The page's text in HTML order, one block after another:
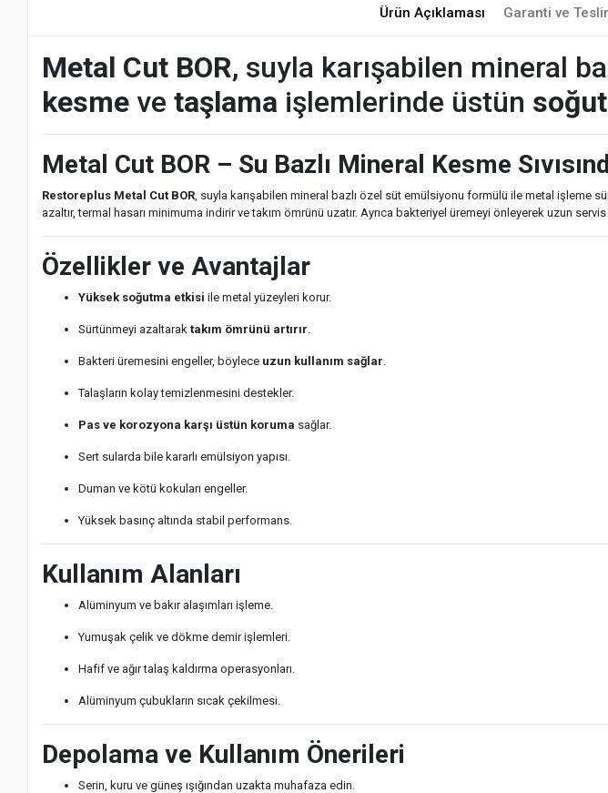
Ürün Açıklaması Garanti ve
Metal Cut BOR, suyla karışabilen mineral
kesme vetaşlama işlemlerinde üstün
Metal Cut BOR – Su Bazlı Mineral Kesme
Restoreplus Metal Cut BOR, suyla karışabilen mineral bazlı özel süt emülsiyonu formülü ile metal işleme
azaltır, termal hasarı minimuma indirir ve takım ömrünü uzatır. Ayrıca bakteriyel üremeyi önleyerek uzun
Özellikler ve Avantajlar
Yüksek soğutma etkisi ile metal yüzeyleri korur.
Sürtünmeyi azaltaraktakım ömrünü artırır.
Bakteri üremesini engeller, böylece uzun kullanım sağlar.
Talaşların kolay temizlenmesini destekler.
Pas ve korozyona karşı üstün koruma sağlar.
Sert sularda bile kararlı emülsiyon yapısı.
Duman ve kötü kokuları engeller.
Yüksek basınç altında stabil performans.
Kullanım Alanları
Alüminyum ve bakır alaşımları işleme.
Yumuşak çelik ve dökme demir işlemleri.
Hafif ve ağır talaş kaldırma operasyonları.
Alüminyum çubukların sıcak çekilmesi.
Depolama ve Kullanım Önerileri
Serin, kuru ve güneş ışığından uzakta muhafaza edin.